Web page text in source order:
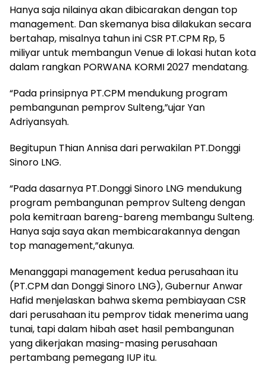
Hanya saja nilainya akan dibicarakan dengan top
management. Dan skemanya bisa dilakukan secara
bertahap, misalnya tahun ini CSR PT.CPM Rp, 5
miliyar untuk membangun Venue di lokasi hutan kota
dalam rangkan PORWANA KORMI 2027 mendatang.
“Pada prinsipnya PT.CPM mendukung program
pembangunan pemprov Sulteng,”ujar Yan
Adriyansyah.
Begitupun Thian Annisa dari perwakilan PT.Donggi
Sinoro LNG.
“Pada dasarnya PT.Donggi Sinoro LNG mendukung
program pembangunan pemprov Sulteng dengan
pola kemitraan bareng-bareng membangu Sulteng.
Hanya saja saya akan membicarakannya dengan
top management,”akunya.
Menanggapi management kedua perusahaan itu
(PT.CPM dan Donggi Sinoro LNG), Gubernur Anwar
Hafid menjelaskan bahwa skema pembiayaan CSR
dari perusahaan itu pemprov tidak menerima uang
tunai, tapi dalam hibah aset hasil pembangunan
yang dikerjakan masing-masing perusahaan
pertambang pemegang IUP itu.